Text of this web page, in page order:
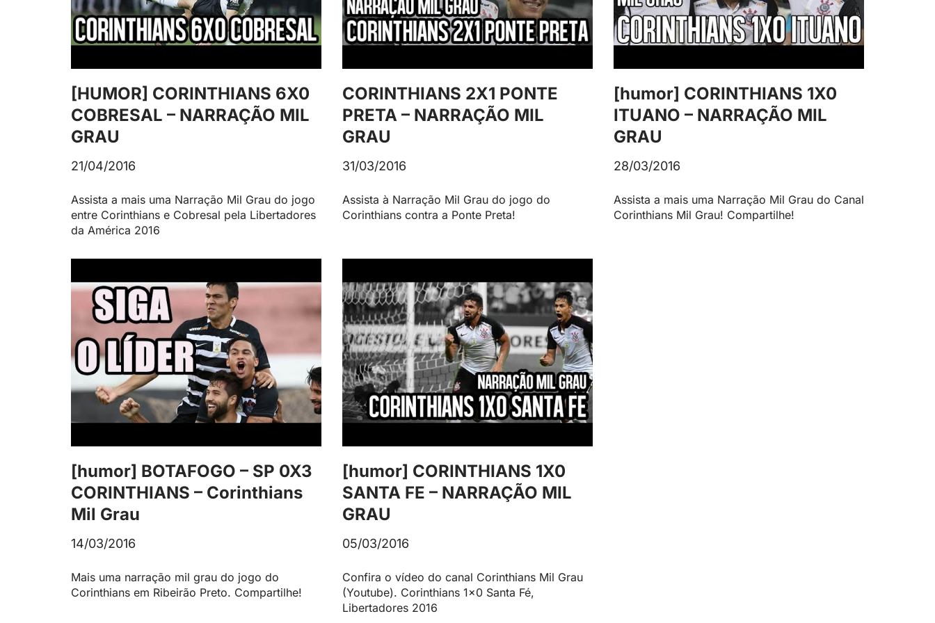
[HUMOR] CORINTHIANS 6X0
COBRESAL – NARRAÇÃO MIL
GRAU
21/04/2016
Assista a mais uma Narração Mil Grau do jogo
entre Corinthians e Cobresal pela Libertadores
da América 2016
CORINTHIANS 2X1 PONTE
PRETA – NARRAÇÃO MIL
GRAU
31/03/2016
Assista à Narração Mil Grau do jogo do
Corinthians contra a Ponte Preta!
[humor] CORINTHIANS 1X0
ITUANO – NARRAÇÃO MIL
GRAU
28/03/2016
Assista a mais uma Narração Mil Grau do Canal
Corinthians Mil Grau! Compartilhe!
[humor] BOTAFOGO – SP 0X3
CORINTHIANS – Corinthians
Mil Grau
14/03/2016
Mais uma narração mil grau do jogo do
Corinthians em Ribeirão Preto. Compartilhe!
[humor] CORINTHIANS 1X0
SANTA FE – NARRAÇÃO MIL
GRAU
05/03/2016
Confira o vídeo do canal Corinthians Mil Grau
(Youtube). Corinthians 1×0 Santa Fé,
Libertadores 2016